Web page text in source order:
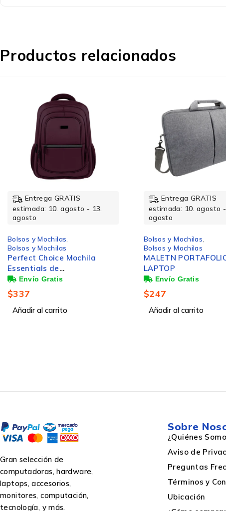
Color del producto
Tamaño máximo de pantalla
Compartimento del portátil
Materiales
Características
Backpack type
Bolsillos con cremallera
Color principal del producto
Productos relacionados
Entrega GRATIS
estimada: 10. agosto - 13.
agosto
Bolsos y Mochilas
Bolsos y Mochilas
MALETN PORTAFOLIO PARA
LAPTOP
$247
Añadir al carrito
Entrega GRATIS
estimada: 10. agosto
agosto
Bolsos y Mochilas
Bolsos y Mochilas
Perfect Choice
de Poliéster/
para Laptop 15.6",
$238
Añadir al carrito
Gran selección de
computadoras, hardware,
laptops, accesorios,
monitores, computación,
tecnología, y más.
Sobre
¿Quiénes
Aviso de
Preguntas
Términos y
Ubicación